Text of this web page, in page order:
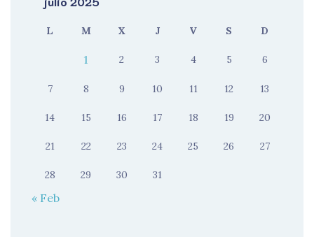
L M X J V S D
1 2 3 4 5 6
7 8 9 10 11 12 13
14 15 16 17 18 19 20
21 22 23 24 25 26 27
28 29 30 31
« Feb